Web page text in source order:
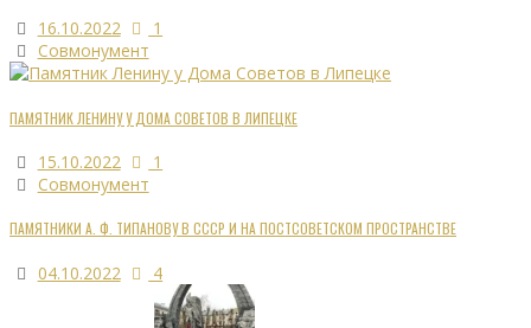
16.10.2022
1
Совмонумент
ПАМЯТНИК ЛЕНИНУ У ДОМА СОВЕТОВ В ЛИПЕЦКЕ
15.10.2022
1
Совмонумент
ПАМЯТНИКИ А. Ф. ТИПАНОВУ В СССР И НА ПОСТСОВЕТСКОМ ПРОСТРАНСТВЕ
04.10.2022 4